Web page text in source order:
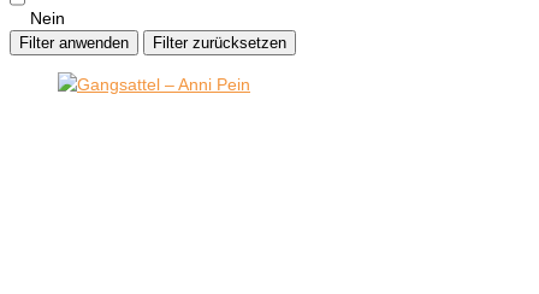
Nein
Filter anwenden Filter zurücksetzen